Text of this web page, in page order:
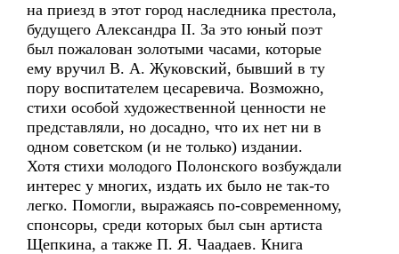
на приезд в этот город наследника престола,
будущего Александра II. За это юный поэт
был пожалован золотыми часами, которые
ему вручил В. А. Жуковский, бывший в ту
пору воспитателем цесаревича. Возможно,
стихи особой художественной ценности не
представляли, но досадно, что их нет ни в
одном советском (и не только) издании.
Хотя стихи молодого Полонского возбуждали
интерес у многих, издать их было не так-то
легко. Помогли, выражаясь по-современному,
спонсоры, среди которых был сын артиста
Щепкина, а также П. Я. Чаадаев. Книга